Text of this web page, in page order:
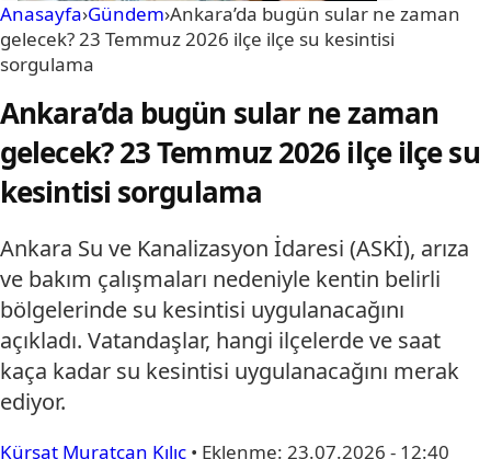
Anasayfa›Gündem›Ankara’da bugün sular ne zaman
gelecek? 23 Temmuz 2026 ilçe ilçe su kesintisi
sorgulama
Ankara’da bugün sular ne zaman
gelecek? 23 Temmuz 2026 ilçe ilçe su
kesintisi sorgulama
Ankara Su ve Kanalizasyon İdaresi (ASKİ), arıza
ve bakım çalışmaları nedeniyle kentin belirli
bölgelerinde su kesintisi uygulanacağını
açıkladı. Vatandaşlar, hangi ilçelerde ve saat
kaça kadar su kesintisi uygulanacağını merak
ediyor.
Kürşat Muratcan Kılıç • Eklenme: 23.07.2026 - 12:40